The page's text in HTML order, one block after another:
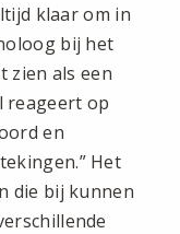
klaar om in
bij het
zien als een
reageert op
en
Het
die bij kunnen